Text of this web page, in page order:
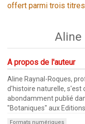
offert parmi trois
Aline
A propos de l'auteur
Aline Raynal-Roques,
d'histoire naturelle, s'est
abondamment publié
"Botaniques" aux Editions
Formats numériques